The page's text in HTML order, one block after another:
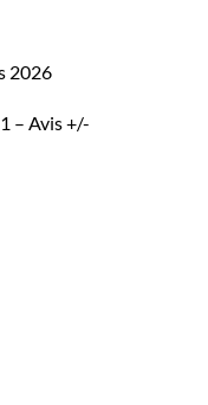
2026
– Avis +/-